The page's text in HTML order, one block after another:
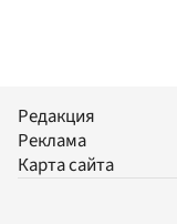
Редакция
Реклама
Карта сайта